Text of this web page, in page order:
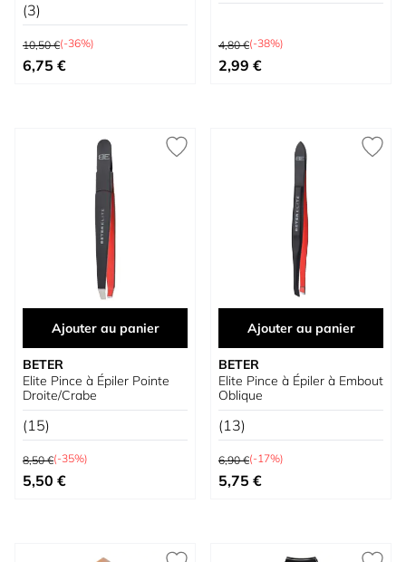
(3)
Prix normal
10,50 €(-36%)
Prix spécial
6,75 €
Prix normal
4,80 €(-38%)
Prix spécial
2,99 €
Ajouter au panier
BETER
Elite Pince à Épiler Pointe
Droite/Crabe
(15)
Prix normal
8,50 €(-35%)
Prix spécial
5,50 €
Ajouter au panier
BETER
Elite Pince à Épiler à Embout
Oblique
(13)
Prix normal
6,90 €(-17%)
Prix spécial
5,75 €